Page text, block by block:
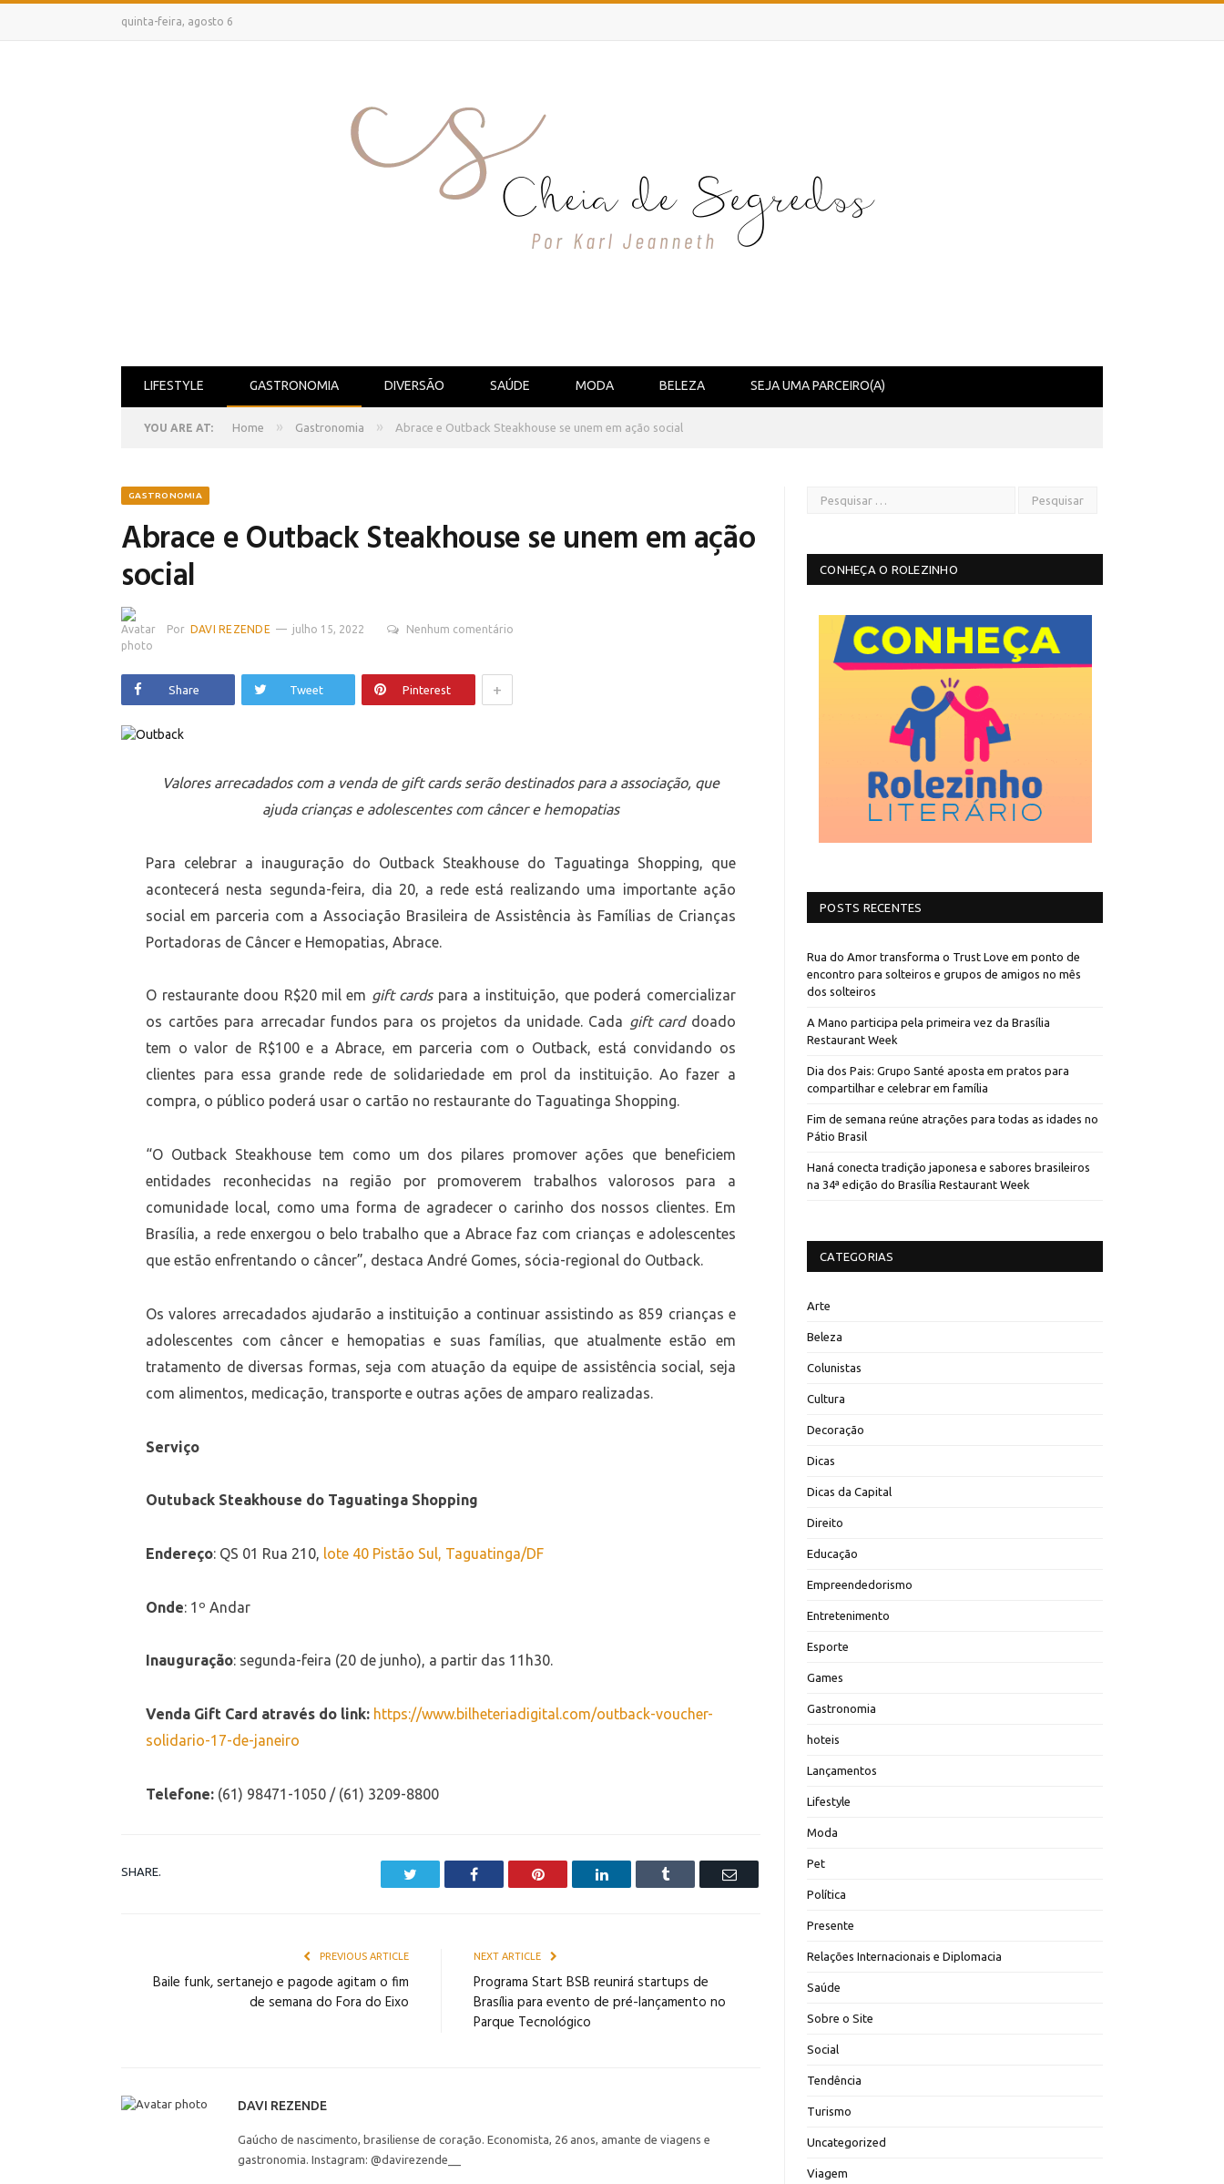
quinta-feira, agosto 6
LIFESTYLE GASTRONOMIA DIVERSÃO SAÚDE MODA BELEZA SEJA UMA PARCEIRO(A)
YOU ARE AT: Home » Gastronomia » Abrace e Outback Steakhouse se unem em ação social
GASTRONOMIA
Abrace e Outback Steakhouse se unem em ação
social
Por DAVI REZENDE julho 15, 2022 Nenhum comentário
Share Tweet Pinterest +
Valores arrecadados com a venda de gift cards serão destinados para a associação, que
ajuda crianças e adolescentes com câncer e hemopatias
Para celebrar a inauguração do Outback Steakhouse do Taguatinga Shopping, que
acontecerá nesta segunda-feira, dia 20, a rede está realizando uma importante ação
social em parceria com a Associação Brasileira de Assistência às Famílias de Crianças
Portadoras de Câncer e Hemopatias, Abrace.
O restaurante doou R$20 mil em gift cards para a instituição, que poderá comercializar
os cartões para arrecadar fundos para os projetos da unidade. Cada gift carddoado
tem o valor de R$100 e a Abrace, em parceria com o Outback, está convidando os
clientes para essa grande rede de solidariedade em prol da instituição. Ao fazer a
compra, o público poderá usar o cartão no restaurante do Taguatinga Shopping.
“O Outback Steakhouse tem como um dos pilares promover ações que beneficiem
entidades reconhecidas na região por promoverem trabalhos valorosos para a
comunidade local, como uma forma de agradecer o carinho dos nossos clientes. Em
Brasília, a rede enxergou o belo trabalho que a Abrace faz com crianças e adolescentes
que estão enfrentando o câncer”, destaca André Gomes, sócia-regional do Outback.
Os valores arrecadados ajudarão a instituição a continuar assistindo as 859 crianças e
adolescentes com câncer e hemopatias e suas famílias, que atualmente estão em
tratamento de diversas formas, seja com atuação da equipe de assistência social, seja
com alimentos, medicação, transporte e outras ações de amparo realizadas.
Serviço
Outuback Steakhouse do Taguatinga Shopping
Endereço: QS 01 Rua 210, lote 40 Pistão Sul, Taguatinga/DF
Onde: 1º Andar
Inauguração: segunda-feira (20 de junho), a partir das 11h30.
Venda Gift Card através do link: https://www.bilheteriadigital.com/outback-voucher-
solidario-17-de-janeiro
Telefone: (61) 98471-1050 / (61) 3209-8800
SHARE. Facebook Pinterest LinkedIn Tumblr Email
PREVIOUS ARTICLE
Baile funk, sertanejo e pagode agitam o fim
de semana do Fora do Eixo
NEXT ARTICLE
Programa Start BSB reunirá startups de
Brasília para evento de pré-lançamento no
Parque Tecnológico
DAVI REZENDE
Gaúcho de nascimento, brasiliense de coração. Economista, 26 anos, amante de viagens e
gastronomia. Instagram: @davirezende__
CONHEÇA O ROLEZINHO
POSTS RECENTES
Rua do Amor transforma o Trust Love em ponto de
encontro para solteiros e grupos de amigos no mês
dos solteiros
A Mano participa pela primeira vez da Brasília
Restaurant Week
Dia dos Pais: Grupo Santé aposta em pratos para
compartilhar e celebrar em família
Fim de semana reúne atrações para todas as idades no
Pátio Brasil
Haná conecta tradição japonesa e sabores brasileiros
na 34ª edição do Brasília Restaurant Week
CATEGORIAS
Arte
Beleza
Colunistas
Cultura
Decoração
Dicas
Dicas da Capital
Direito
Educação
Empreendedorismo
Entretenimento
Esporte
Games
Gastronomia
hoteis
Lançamentos
Lifestyle
Moda
Pet
Política
Presente
Relações Internacionais e Diplomacia
Saúde
Sobre o Site
Social
Tendência
Turismo
Uncategorized
Viagem